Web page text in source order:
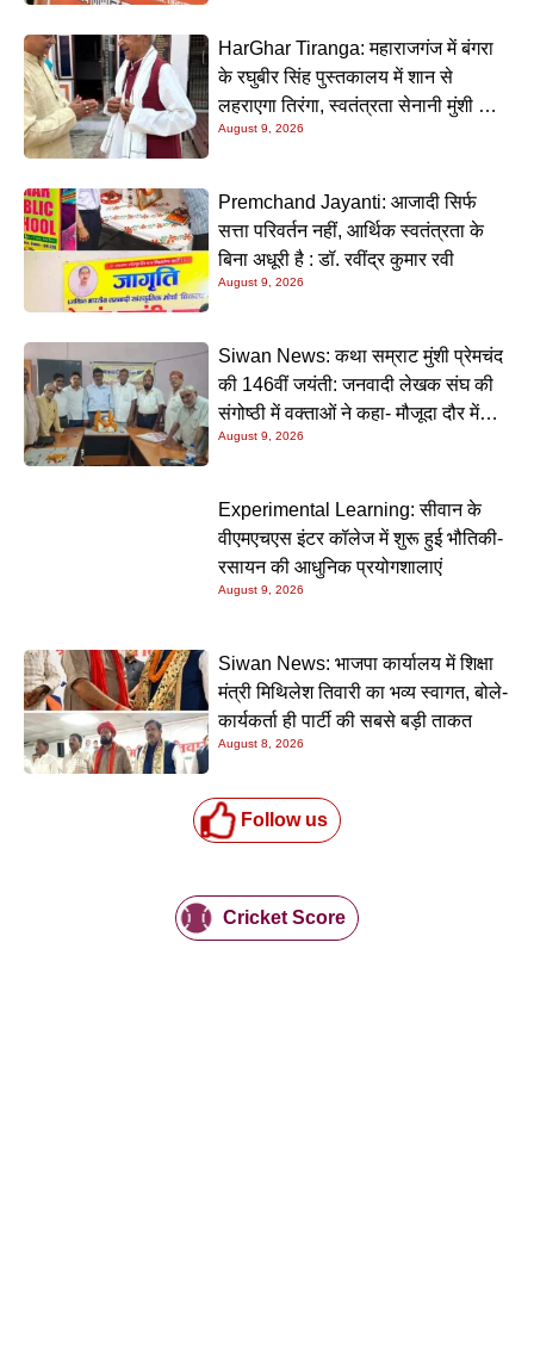
HarGhar Tiranga: महाराजगंज में बंगरा
के रघुबीर सिंह पुस्तकालय में शान से
लहराएगा तिरंगा, स्वतंत्रता सेनानी मुंशी सिंह
होंगे मुख्य अतिथि
August 9, 2026
Premchand Jayanti: आजादी सिर्फ
सत्ता परिवर्तन नहीं, आर्थिक स्वतंत्रता के
बिना अधूरी है : डॉ. रवींद्र कुमार रवी
August 9, 2026
Siwan News: कथा सम्राट मुंशी प्रेमचंद
की 146वीं जयंती: जनवादी लेखक संघ की
संगोष्ठी में वक्ताओं ने कहा- मौजूदा दौर में
प्रेमचंद की रचनाएं और अधिक प्रासंगिक
August 9, 2026
Experimental Learning: सीवान के
वीएमएचएस इंटर कॉलेज में शुरू हुई भौतिकी-
रसायन की आधुनिक प्रयोगशालाएं
August 9, 2026
Siwan News: भाजपा कार्यालय में शिक्षा
मंत्री मिथिलेश तिवारी का भव्य स्वागत, बोले-
कार्यकर्ता ही पार्टी की सबसे बड़ी ताकत
August 8, 2026
Follow us
Cricket Score